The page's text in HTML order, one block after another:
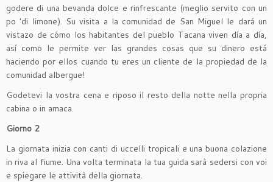
godere di una bevanda dolce e rinfrescante (meglio servito con un
po 'di limone). Su visita a la comunidad de San Miguel le dará un
vistazo de cómo los habitantes del pueblo Tacana viven día a día,
así como le permite ver las grandes cosas que su dinero está
haciendo por ellos cuando tu eres un cliente de la propiedad de la
comunidad albergue!
Godetevi la vostra cena e riposo il resto della notte nella propria
cabina o in amaca.
Giorno 2
La giornata inizia con canti di uccelli tropicali e una buona colazione
in riva al fiume. Una volta terminata la tua guida sarà sedersi con voi
e spiegare le attività della giornata.